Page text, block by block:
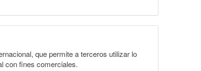
que permite a terceros utilizar lo
con fines comerciales.